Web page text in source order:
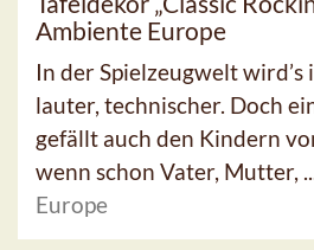
Ambiente Europe
In der Spielzeugwelt
lauter, technischer. Doch
gefällt auch den Kindern
wenn schon Vater, Mutter,
Europe